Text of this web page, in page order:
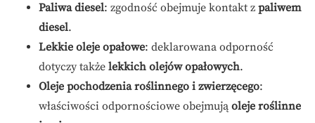
Paliwa diesel: zgodność obejmuje kontakt z paliwem
diesel.
Lekkie oleje opałowe: deklarowana odporność
dotyczy także lekkich olejów opałowych.
Oleje pochodzenia roślinnego i zwierzęcego:
właściwości odpornościowe obejmują oleje roślinne